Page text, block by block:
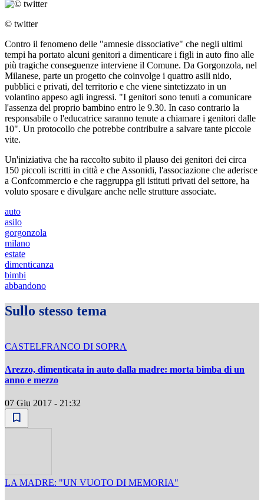
© twitter
Contro il fenomeno delle "amnesie dissociative" che negli ultimi
tempi ha portato alcuni genitori a dimenticare i figli in auto fino alle
più tragiche conseguenze interviene il Comune. Da Gorgonzola, nel
Milanese, parte un progetto che coinvolge i quattro asili nido,
pubblici e privati, del territorio e che viene sintetizzato in un
volantino appeso agli ingressi. "I genitori sono tenuti a comunicare
l'assenza del proprio bambino entro le 9.30. In caso contrario la
responsabile o l'educatrice saranno tenute a chiamare i genitori dalle
10". Un protocollo che potrebbe contribuire a salvare tante piccole
vite.
Un'iniziativa che ha raccolto subito il plauso dei genitori dei circa
150 piccoli iscritti in città e che Assonidi, l'associazione che aderisce
a Confcommercio e che raggruppa gli istituti privati del settore, ha
voluto sposare e divulgare anche nelle strutture associate.
auto
asilo
gorgonzola
milano
estate
dimenticanza
bimbi
abbandono
Sullo stesso tema
CASTELFRANCO DI SOPRA
Arezzo, dimenticata in auto dalla madre: morta bimba di un
anno e mezzo
07 Giu 2017 - 21:32
LA MADRE: "UN VUOTO DI MEMORIA"